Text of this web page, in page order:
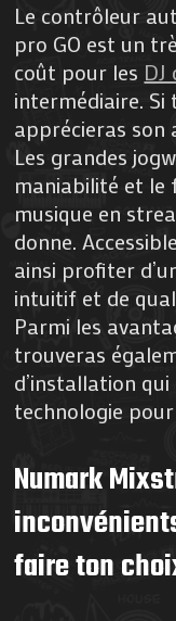
Le contrôleur
pro GO est un
coût pour les
intermédiaire. Si
apprécieras son
Les grandes
maniabilité et le
musique en
donne. Accessible
ainsi profiter
intuitif et de
Parmi les
trouveras
d’installation
technologie
Numark
faire ton